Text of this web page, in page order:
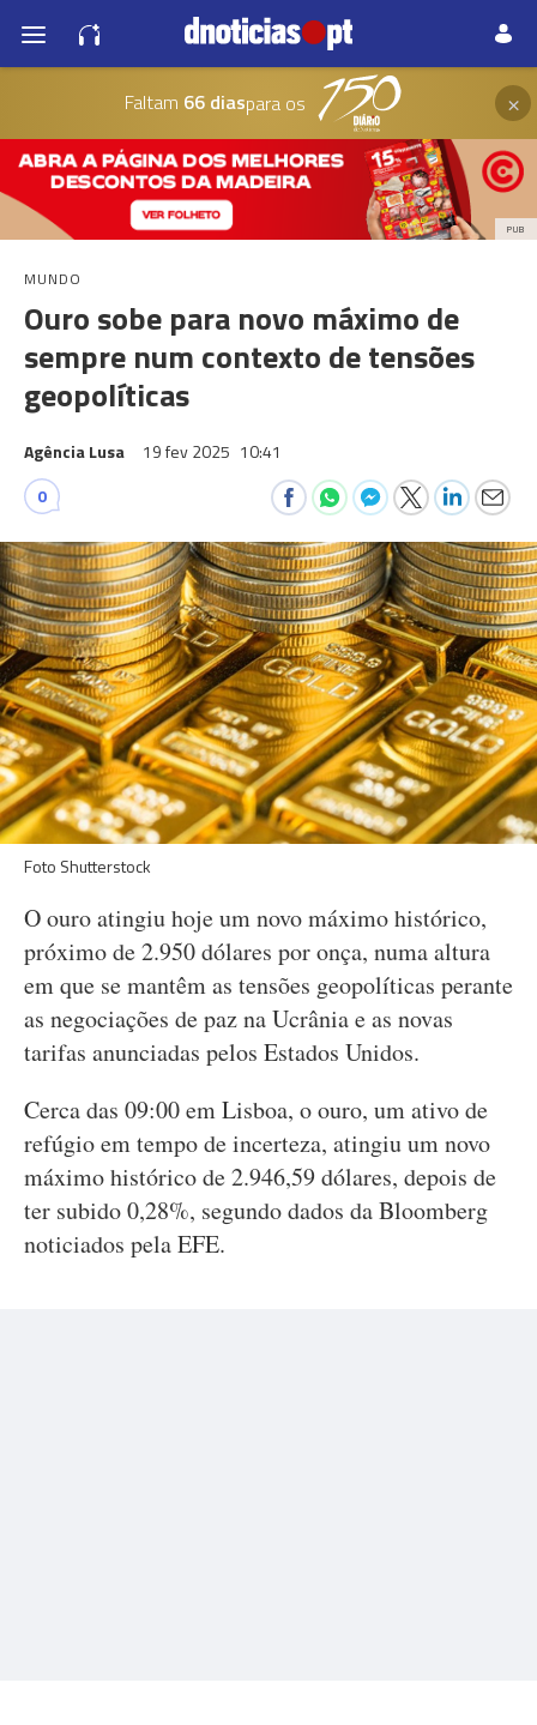
Faltam 66 diaspara os ×
PUB
MUNDO
Ouro sobe para novo máximo de
sempre num contexto de tensões
geopolíticas
Agência Lusa 19 fev 2025 10:41
0
Foto Shutterstock
O ouro atingiu hoje um novo máximo histórico,
próximo de 2.950 dólares por onça, numa altura
em que se mantêm as tensões geopolíticas perante
as negociações de paz na Ucrânia e as novas
tarifas anunciadas pelos Estados Unidos.
Cerca das 09:00 em Lisboa, o ouro, um ativo de
refúgio em tempo de incerteza, atingiu um novo
máximo histórico de 2.946,59 dólares, depois de
ter subido 0,28%, segundo dados da Bloomberg
noticiados pela EFE.